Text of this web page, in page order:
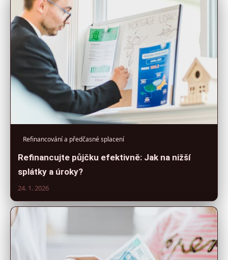
Refinancování a předčasné splacení
Refinancujte půjčku efektivně: Jak na nižší
splátky a úroky?
24. 1. 2026